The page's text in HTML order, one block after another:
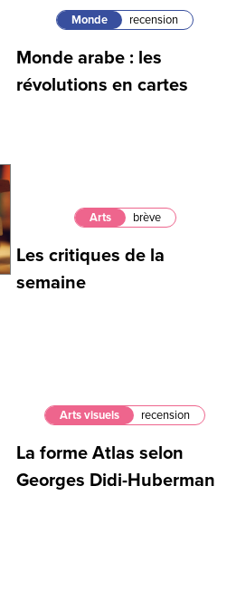
Monde recension
Monde arabe : les
révolutions en cartes
Arts brève
Les critiques de la
semaine
Arts visuels recension
La forme Atlas selon
Georges Didi-Huberman